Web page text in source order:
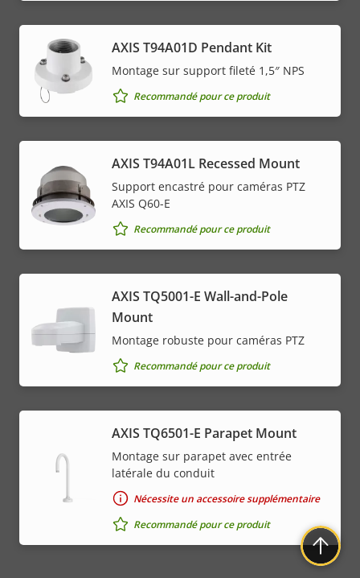
AXIS T94A01D Pendant Kit
Montage sur support fileté 1,5″ NPS
Recommandé pour ce produit
AXIS T94A01L Recessed Mount
Support encastré pour caméras PTZ
AXIS Q60-E
Recommandé pour ce produit
AXIS TQ5001-E Wall-and-Pole
Mount
Montage robuste pour caméras PTZ
Recommandé pour ce produit
AXIS TQ6501-E Parapet Mount
Montage sur parapet avec entrée
latérale du conduit
Nécessite un accessoire supplémentaire
Recommandé pour ce produit